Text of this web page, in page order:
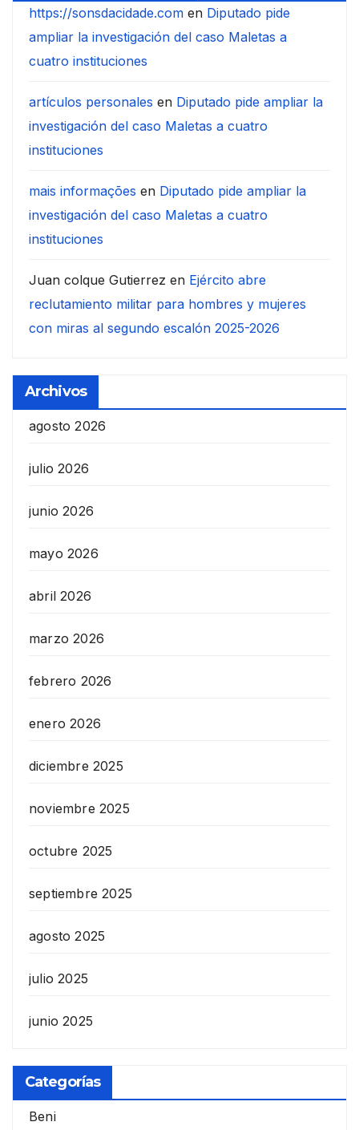
https://sonsdacidade.com en Diputado pide
ampliar la investigación del caso Maletas a
cuatro instituciones
artículos personales en Diputado pide ampliar la
investigación del caso Maletas a cuatro
instituciones
mais informações en Diputado pide ampliar la
investigación del caso Maletas a cuatro
instituciones
Juan colque Gutierrez en Ejército abre
reclutamiento militar para hombres y mujeres
con miras al segundo escalón 2025-2026
Archivos
agosto 2026
julio 2026
junio 2026
mayo 2026
abril 2026
marzo 2026
febrero 2026
enero 2026
diciembre 2025
noviembre 2025
octubre 2025
septiembre 2025
agosto 2025
julio 2025
junio 2025
Categorías
Beni